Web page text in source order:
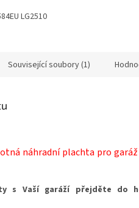
LG2510
Související soubory (1)
náhradní plachta pro garáž
s Vaší garáží přejděte do